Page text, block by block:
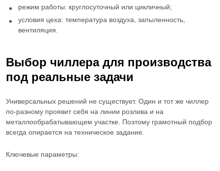
режим работы: круглосуточный или цикличный;
условия цеха: температура воздуха, запыленность,
вентиляция.
Выбор чиллера для производства
под реальные задачи
Универсальных решений не существует. Один и тот же чиллер
по-разному проявит себя на линии розлива и на
металлообрабатывающем участке. Поэтому грамотный подбор
всегда опирается на техническое задание.
Ключевые параметры: